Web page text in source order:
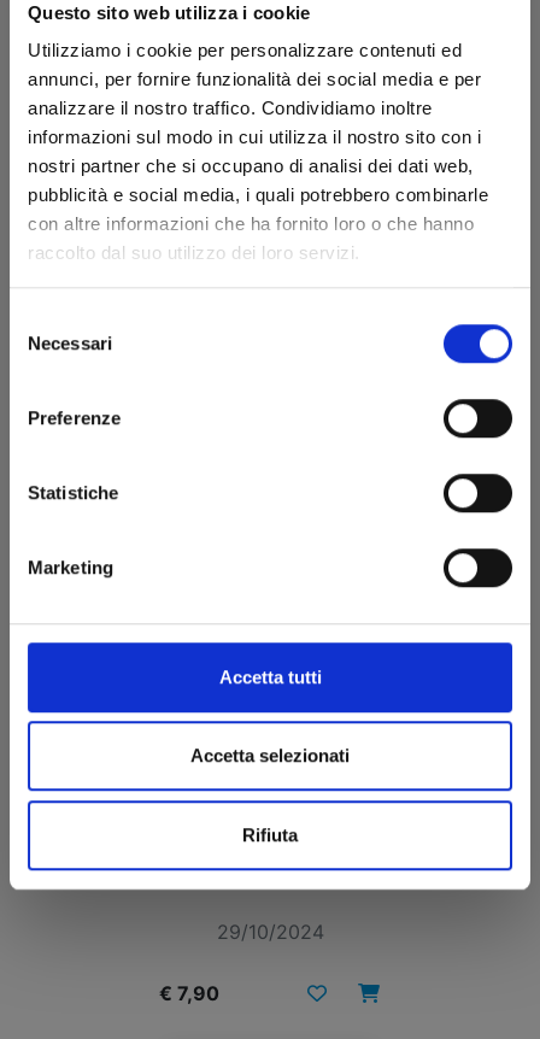
Questo sito web utilizza i cookie
Utilizziamo i cookie per personalizzare contenuti ed
annunci, per fornire funzionalità dei social media e per
analizzare il nostro traffico. Condividiamo inoltre
informazioni sul modo in cui utilizza il nostro sito con i
nostri partner che si occupano di analisi dei dati web,
pubblicità e social media, i quali potrebbero combinarle
con altre informazioni che ha fornito loro o che hanno
raccolto dal suo utilizzo dei loro servizi.
delNecessari
Preferenze
Statistiche
Marketing
Accetta tutti
Accetta selezionati
Rifiuta
WILLOWING n. 1
29/10/2024
€ 7,90